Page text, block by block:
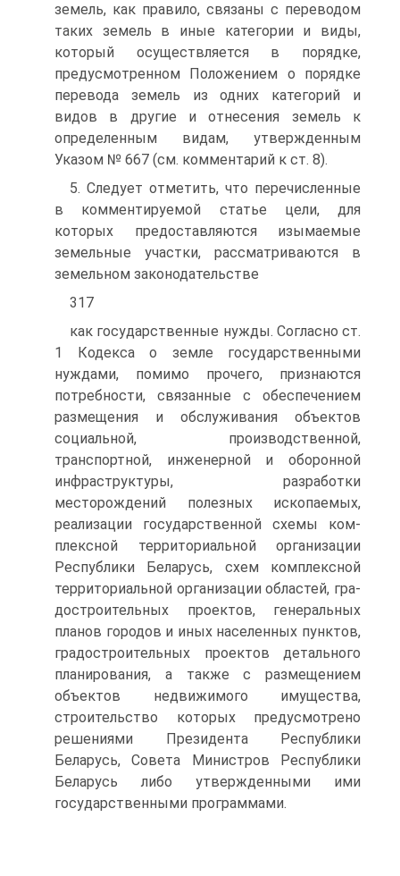
земель, как прави­ло, связаны с переводом
таких земель в иные категории и виды,
который осуществляется в порядке,
предусмотренном Положе­нием о порядке
перевода земель из одних категорий и
видов в другие и отнесения земель к
определенным видам, утвержден­ным
Указом № 667 (см. комментарий к ст. 8).
5. Следует отметить, что перечисленные
в комментируемой статье цели, для
которых предоставляются изымаемые
земель­ные участки, рассматриваются в
земельном законодательстве
317
как государственные нужды. Согласно ст.
1 Кодекса о земле государственными
нуждами, помимо прочего, признаются
потреб­ности, связанные с обеспечением
размещения и обслуживания объектов
социальной, производственной,
транспортной, инженер­ной и оборонной
инфраструктуры, разработки
месторождений полезных ископаемых,
реализации государственной схемы ком­
плексной территориальной организации
Республики Беларусь, схем комплексной
территориальной организации областей, гра­
достроительных проектов, генеральных
планов городов и иных населенных пунктов,
градостроительных проектов детального
планирования, а также с размещением
объектов недвижимого имущества,
строительство которых предусмотрено
решениями Президента Республики
Беларусь, Совета Министров Республи­ки
Беларусь либо утвержденными ими
государственными про­граммами.